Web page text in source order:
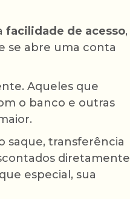
facilidade de acesso,
se abre uma conta
Aqueles que
o banco e outras
saque, transferência
diretamente
especial, sua